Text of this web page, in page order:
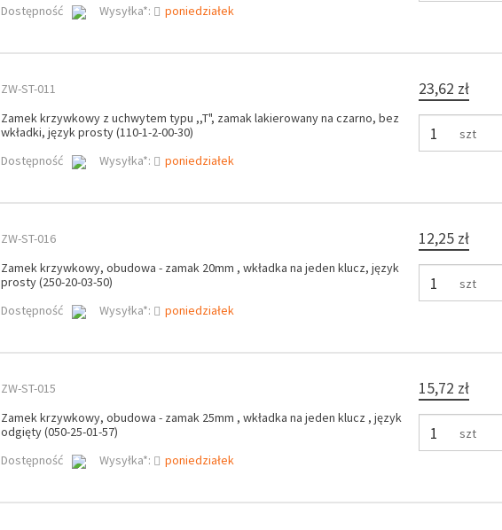
Dostępność
Wysyłka*: poniedziałek
ZW-ST-011
Zamek krzywkowy z uchwytem typu ,,T", zamak lakierowany na czarno, bez
wkładki, język prosty (110-1-2-00-30)
Dostępność
Wysyłka*: poniedziałek
23,62 zł
szt
ZW-ST-016
Zamek krzywkowy, obudowa - zamak 20mm , wkładka na jeden klucz, język
prosty (250-20-03-50)
Dostępność
Wysyłka*: poniedziałek
12,25 zł
szt
ZW-ST-015
Zamek krzywkowy, obudowa - zamak 25mm , wkładka na jeden klucz , język
odgięty (050-25-01-57)
Dostępność
Wysyłka*: poniedziałek
15,72 zł
szt